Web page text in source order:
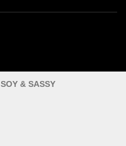
SOY & SASSY